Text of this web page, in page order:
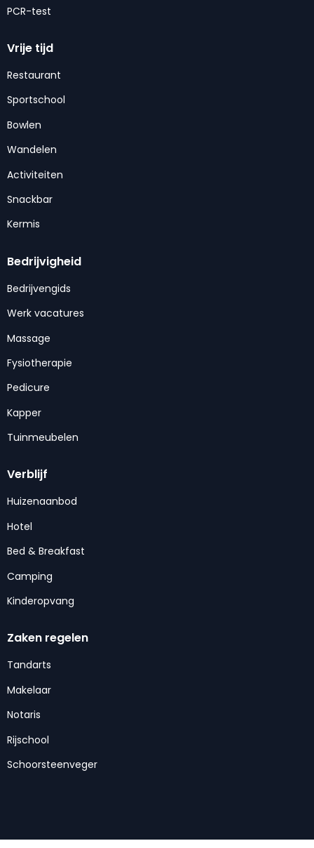
PCR-test
Vrije tijd
Restaurant
Sportschool
Bowlen
Wandelen
Activiteiten
Snackbar
Kermis
Bedrijvigheid
Bedrijvengids
Werk vacatures
Massage
Fysiotherapie
Pedicure
Kapper
Tuinmeubelen
Verblijf
Huizenaanbod
Hotel
Bed & Breakfast
Camping
Kinderopvang
Zaken regelen
Tandarts
Makelaar
Notaris
Rijschool
Schoorsteenveger